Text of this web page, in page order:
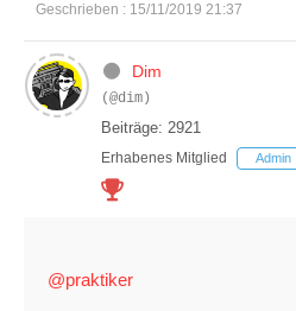
Geschrieben : 15/11/2019 21:37
Dim
(@dim)
Beiträge: 2921
Erhabenes Mitglied Admin
@praktiker